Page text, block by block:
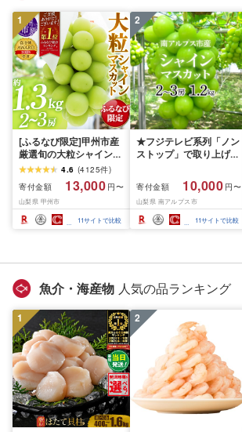
1
[ふるなび限定]甲州市産
厳選旬の大粒シャインマ
スカット 約1.3kg 2〜3
房[2026年発送]
(MG)B12-472 FN-
Limited-VO シャインマ
スカット フルーツ
4.6 (4125件)
寄付金額
13,000 円〜
山梨県 甲州市
11サイトで比較
2
★フジテレビ系列「ノン
ストップ」で取り上げら
先行予約]南アルプス市
産シャインマスカット
1.2kg以上(2〜3房)ふる
さと納税 おすすめ 山梨
県 南アルプス市 送料無
寄付金額 10,000 円〜
山梨県 南アルプス市
11サイトで比較
魚介・海産物 人気の品ランキング
1 2